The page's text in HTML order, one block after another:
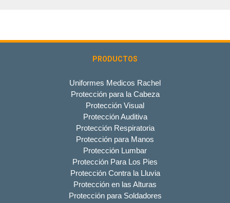
PRODUCTOS
Uniformes Medicos Rachel
Protección para la Cabeza
Protección Visual
Protección Auditiva
Protección Respiratoria
Protección para Manos
Protección Lumbar
Protección Para Los Pies
Protección Contra la Lluvia
Protección en las Alturas
Protección para Soldadores